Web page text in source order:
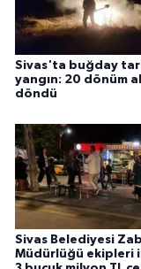
Sivas'ta buğday
yangın: 20 dönüm
döndü
Sivas Belediyesi
Müdürlüğü ekipleri